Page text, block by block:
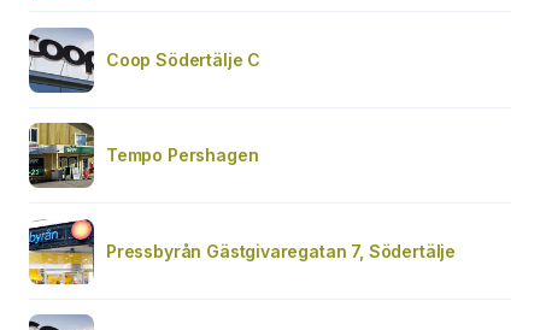
Coop Södertälje C
Tempo Pershagen
Pressbyrån Gästgivaregatan 7, Södertälje